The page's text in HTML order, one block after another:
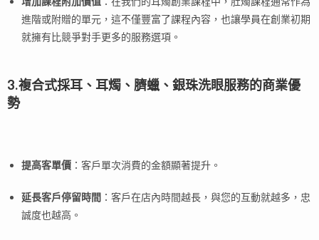
進階或附贈的單元，這不僅豐富了課程內容，也讓學員在創業初期
就擁有比競爭對手更多的服務選項。
3.複合式採耳、耳燭、臍蠟、銀珠洗眼服務的商業優
勢
提高客單價 ：客戶單次消費的金額顯著提升。
延長客戶停留時間 ：客戶在店內時間越長，與您的互動就越多，忠
誠度也越高。